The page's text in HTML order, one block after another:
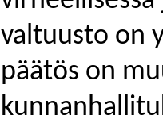
valtuusto on
päätös on